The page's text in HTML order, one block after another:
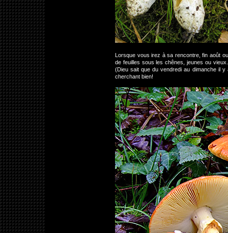
Lorsque vous irez à sa rencontre, fin août
de feuilles sous les chênes, jeunes ou
(Dieu sait que du vendredi au dimanche il
cherchant bien!